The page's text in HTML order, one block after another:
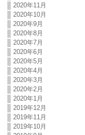
2020年11月
2020年10月
2020年9月
2020年8月
2020年7月
2020年6月
2020年5月
2020年4月
2020年3月
2020年2月
2020年1月
2019年12月
2019年11月
2019年10月